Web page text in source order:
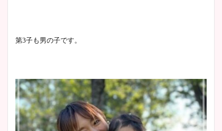
第3子も男の子です。